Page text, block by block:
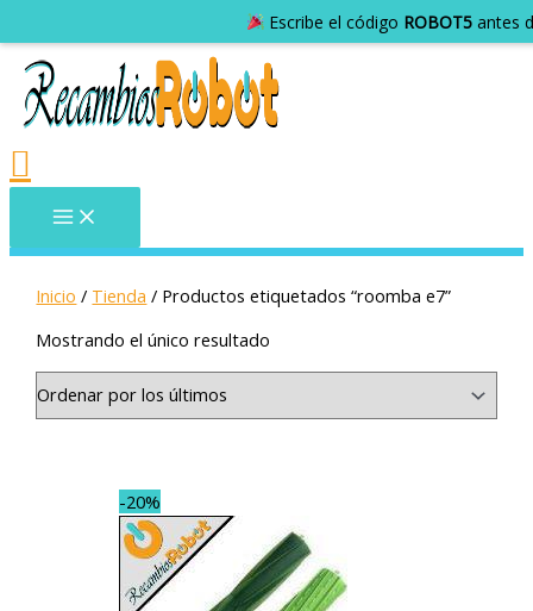
Escribe el código ROBOT5 antes
Inicio / Tienda / Productos etiquetados “roomba e7”
Mostrando el único resultado
-20%